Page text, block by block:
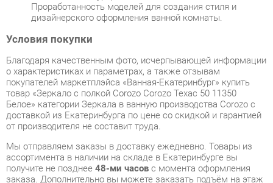
Благодаря качественным фото, исчерпывающей информации
о характеристиках и параметрах, а также отзывам
товар «Зеркало с полкой Corozo Corozo Техас 50 11350
доставкой из Екатеринбурга по цене со скидкой и гарантией
от производителя не составит труда.
Мы отправляем заказы в доставку ежедневно. Товары из
ассортимента в наличии на складе в Екатеринбурге вы
получите не позднее48-ми часов с момента оформления
заказа. Дополнительно вы можете заказать подъём на этаж
Срок доставки в другие регионы, и для товаров, находящихся
на складах производителей, рассчитывается индивидуально.
Уточнить наличие, срок и стоимость доставки вы можете